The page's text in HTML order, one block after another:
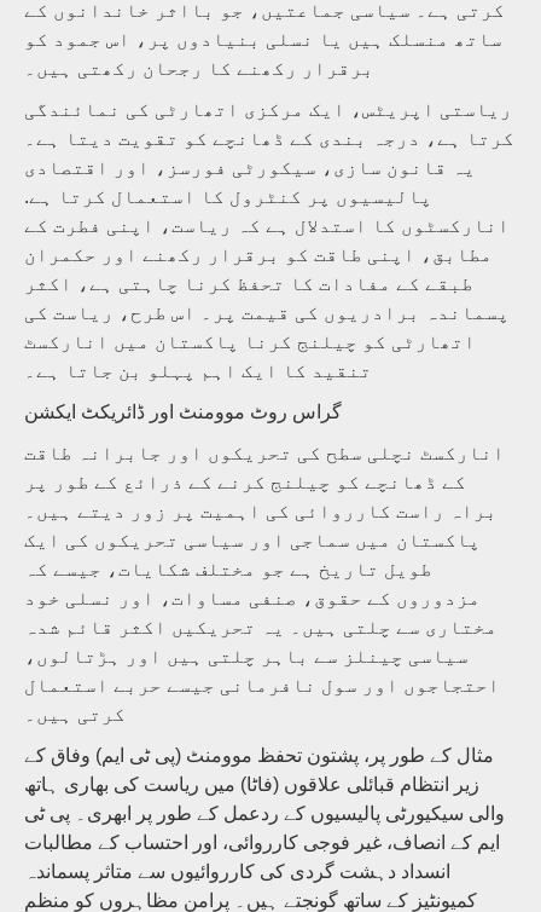
کرتی ہے۔ سیاسی جماعتیں، جو بااثر خاندانوں کے
ساتھ منسلک ہیں یا نسلی بنیادوں پر، اس جمود کو
برقرار رکھنے کا رجحان رکھتی ہیں۔
ریاستی اپریٹس، ایک مرکزی اتھارٹی کی نمائندگی
کرتا ہے، درجہ بندی کے ڈھانچے کو تقویت دیتا ہے۔
یہ قانون سازی، سیکورٹی فورسز، اور اقتصادی
پالیسیوں پر کنٹرول کا استعمال کرتا ہے.
انارکسٹوں کا استدلال ہے کہ ریاست، اپنی فطرت کے
مطابق، اپنی طاقت کو برقرار رکھنے اور حکمران
طبقے کے مفادات کا تحفظ کرنا چاہتی ہے، اکثر
پسماندہ برادریوں کی قیمت پر۔ اس طرح، ریاست کی
اتھارٹی کو چیلنج کرنا پاکستان میں انارکسٹ
تنقید کا ایک اہم پہلو بن جاتا ہے۔
گراس روٹ موومنٹ اور ڈائریکٹ ایکشن
انارکسٹ نچلی سطح کی تحریکوں اور جابرانہ طاقت
کے ڈھانچے کو چیلنج کرنے کے ذرائع کے طور پر
براہ راست کارروائی کی اہمیت پر زور دیتے ہیں۔
پاکستان میں سماجی اور سیاسی تحریکوں کی ایک
طویل تاریخ ہے جو مختلف شکایات، جیسے کہ
مزدوروں کے حقوق، صنفی مساوات، اور نسلی خود
مختاری سے چلتی ہیں۔ یہ تحریکیں اکثر قائم شدہ
سیاسی چینلز سے باہر چلتی ہیں اور ہڑتالوں،
احتجاجوں اور سول نافرمانی جیسے حربے استعمال
کرتی ہیں۔
مثال کے طور پر، پشتون تحفظ موومنٹ (پی ٹی ایم) وفاق کے
زیر انتظام قبائلی علاقوں (فاٹا) میں ریاست کی بھاری ہاتھ
والی سیکیورٹی پالیسیوں کے ردعمل کے طور پر ابھری۔ پی ٹی
ایم کے انصاف، غیر فوجی کارروائی، اور احتساب کے مطالبات
انسداد دہشت گردی کی کارروائیوں سے متاثر پسماندہ
کمیونٹیز کے ساتھ گونجتے ہیں۔ پرامن مظاہروں کو منظم